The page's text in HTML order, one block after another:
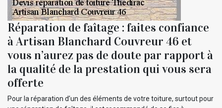
Réparation de faîtage : faites confiance
à Artisan Blanchard Couvreur 46 et
vous n’aurez pas de doute par rapport à
la qualité de la prestation qui vous sera
offerte
Pour la réparation d’un des éléments de votre toiture, surtout pour